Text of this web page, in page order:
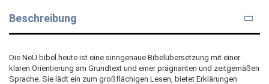
Beschreibung
Die NeÜ bibel.heute ist eine sinngenaue Bibelübersetzung mit einer
klaren Orientierung am Grundtext und einer prägnanten und zeitgemäßen
Sprache. Sie lädt ein zum großflächigen Lesen, bietet Erklärungen